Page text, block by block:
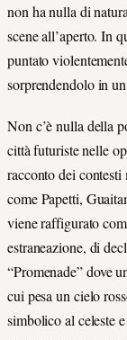
non ha nulla di
scene all’aperto. In
puntato
sorprendendolo in
Non c’è nulla della
città futuriste nelle
racconto dei
come Papetti,
viene raffigurato
estraneazione, di
“Promenade” dove
cui pesa un cielo
simbolico al celeste